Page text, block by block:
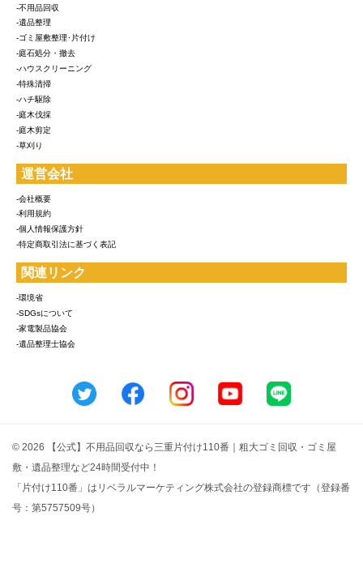
-不用品回収
-遺品整理
-ゴミ屋敷整理･片付け
-庭石処分・撤去
-ハウスクリーニング
-特殊清掃
-ハチ駆除
-庭木伐採
-庭木剪定
-草刈り
運営会社
-会社概要
-利用規約
-個人情報保護方針
-特定商取引法に基づく表記
関連リンク
-環境省
-SDGsについて
-家電製品協会
-遺品整理士協会
© 2026 【公式】不用品回収なら三重片付け110番｜粗大ゴミ回収・ゴミ屋
敷・遺品整理など24時間受付中！
「片付け110番」はリベラルマーケティング株式会社の登録商標です（登録番
号：第5757509号）